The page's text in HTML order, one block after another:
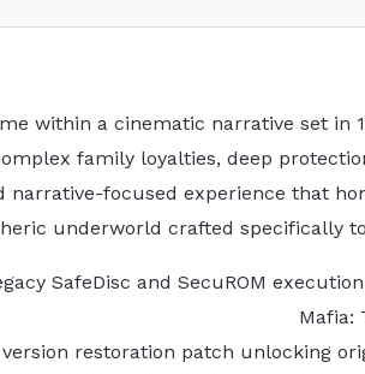
within a cinematic narrative set in
family loyalties, deep
focused experience that
underworld crafted specifically
SafeDisc and SecuROM
Mafia:
restoration patch unlocking